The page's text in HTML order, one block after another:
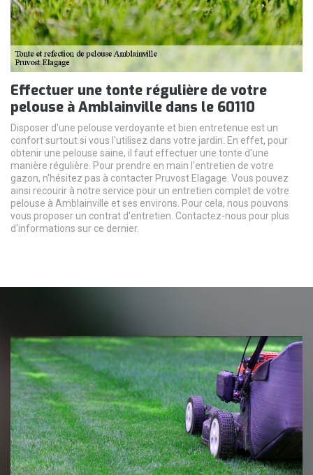
Effectuer une tonte régulière de votre
pelouse à Amblainville dans le 60110
Disposer d'une pelouse verdoyante et bien entretenue est un
confort surtout si vous l'utilisez dans votre jardin. En effet, pour
obtenir une pelouse saine, il faut effectuer une tonte d'une
manière régulière. Pour prendre en main l'entretien de votre
gazon, n'hésitez pas à contacter Pruvost Elagage. Vous pouvez
ainsi recourir à notre service pour un entretien complet de votre
pelouse à Amblainville et ses environs. Pour cela, nous pouvons
vous proposer un contrat d'entretien. Contactez-nous pour plus
d'informations sur ce dernier.